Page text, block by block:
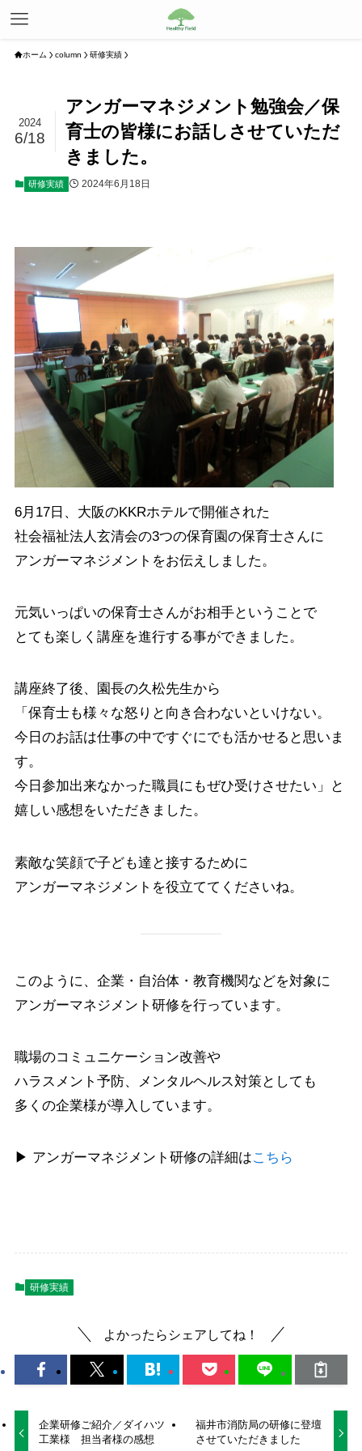
ホーム column 研修実績
アンガーマネジメント勉強会／保
育士の皆様にお話しさせていただ
きました。
2024
6/18
研修実績 2024年6月18日
6月17日、大阪のKKRホテルで開催された
社会福祉法人玄清会の3つの保育園の保育士さんに
アンガーマネジメントをお伝えしました。
元気いっぱいの保育士さんがお相手ということで
とても楽しく講座を進行する事ができました。
講座終了後、園長の久松先生から
「保育士も様々な怒りと向き合わないといけない。
今日のお話は仕事の中ですぐにでも活かせると思いま
す。
今日参加出来なかった職員にもぜひ受けさせたい」と
嬉しい感想をいただきました。
素敵な笑顔で子ども達と接するために
アンガーマネジメントを役立ててくださいね。
このように、企業・自治体・教育機関などを対象に
アンガーマネジメント研修を行っています。
職場のコミュニケーション改善や
ハラスメント予防、メンタルヘルス対策としても
多くの企業様が導入しています。
▶ アンガーマネジメント研修の詳細はこちら
研修実績
よかったらシェアしてね！
企業研修ご紹介／ダイハツ
工業様 担当者様の感想
福井市消防局の研修に登壇
させていただきました